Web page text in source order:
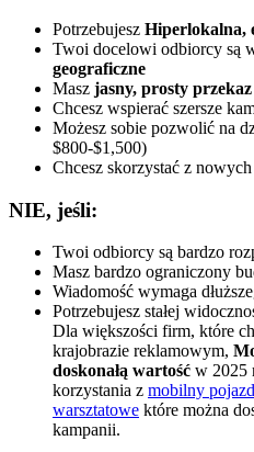
Potrzebujesz Hiperlokalna,
Twoi docelowi odbiorcy są
geograficzne
Masz jasny, prosty przekaz
Chcesz wspierać szersze
Możesz sobie pozwolić na
$800-$1,500)
Chcesz skorzystać z
NIE, jeśli:
Twoi odbiorcy są bardzo
Masz bardzo ograniczony
Wiadomość wymaga
Potrzebujesz stałej
Dla większości firm, które
krajobrazie reklamowym,
doskonałą wartość w 2025
korzystania z mobilny
warsztatowe które można
kampanii.